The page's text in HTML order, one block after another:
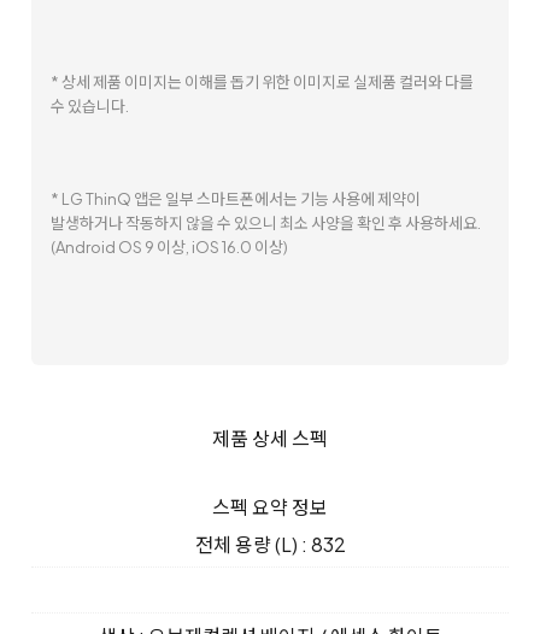
* 상세 제품 이미지는 이해를 돕기 위한 이미지로 실제품 컬러와 다를
수 있습니다.
* LG ThinQ 앱은 일부 스마트폰에서는 기능 사용에 제약이
발생하거나 작동하지 않을 수 있으니 최소 사양을 확인 후 사용하세요.
(Android OS 9 이상, iOS 16.0 이상)
제품 상세 스펙
스펙 요약 정보
전체 용량 (L) : 832